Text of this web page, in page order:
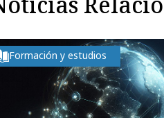
Formación y estudios